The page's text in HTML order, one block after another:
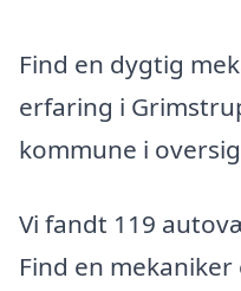
Find en dygtig
erfaring i
kommune i
Vi fandt 119
Find en